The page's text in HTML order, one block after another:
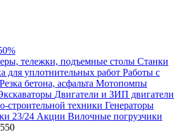
тележки, подъемные столы Станки
для уплотнительных работ Работы с
Резка бетона, асфальта Мотопомпы
Двигатели и ЗИП двигатели
строительной техники Генераторы
23/24 Акции Вилочные погрузчики